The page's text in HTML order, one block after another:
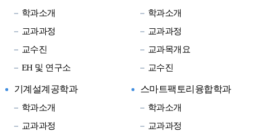
학과소개
교과과정
교수진
EH 및 연구소
기계설계공학과
학과소개
교과과정
학과소개
교과과정
교과목개요
교수진
스마트팩토리융합학과
학과소개
교과과정